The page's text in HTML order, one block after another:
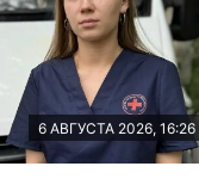
6 АВГУСТА 2026, 16:26